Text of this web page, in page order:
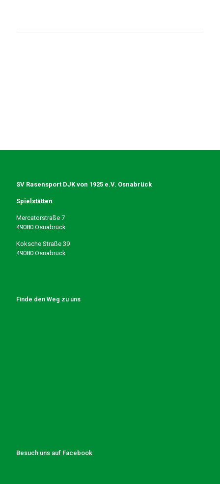
SV Rasensport DJK von 1925 e.V. Osnabrück
Spielstätten
Mercatorstraße 7
49080 Osnabrück
Koksche Straße 39
49080 Osnabrück
Finde den Weg zu uns
Besuch uns auf Facebook